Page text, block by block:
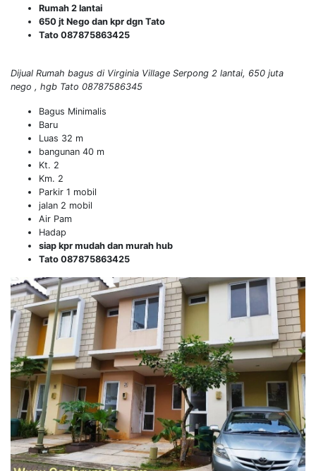
Rumah 2 lantai
650 jt Nego dan kpr dgn Tato
Tato 087875863425
Dijual Rumah bagus di Virginia Village Serpong 2 lantai, 650 juta
nego , hgb Tato 08787586345
Bagus Minimalis
Baru
Luas 32 m
bangunan 40 m
Kt. 2
Km. 2
Parkir 1 mobil
jalan 2 mobil
Air Pam
Hadap
siap kpr mudah dan murah hub
Tato 087875863425